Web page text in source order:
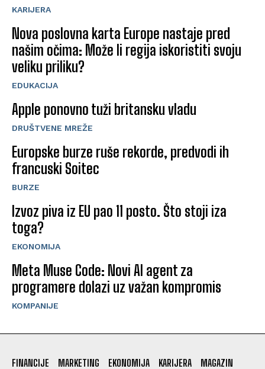
KARIJERA
Nova poslovna karta Europe nastaje pred
našim očima: Može li regija iskoristiti svoju
veliku priliku?
EDUKACIJA
Apple ponovno tuži britansku vladu
DRUŠTVENE MREŽE
Europske burze ruše rekorde, predvodi ih
francuski Soitec
BURZE
Izvoz piva iz EU pao 11 posto. Što stoji iza
toga?
EKONOMIJA
Meta Muse Code: Novi AI agent za
programere dolazi uz važan kompromis
KOMPANIJE
FINANCIJE MARKETING EKONOMIJA KARIJERA
MAGAZIN